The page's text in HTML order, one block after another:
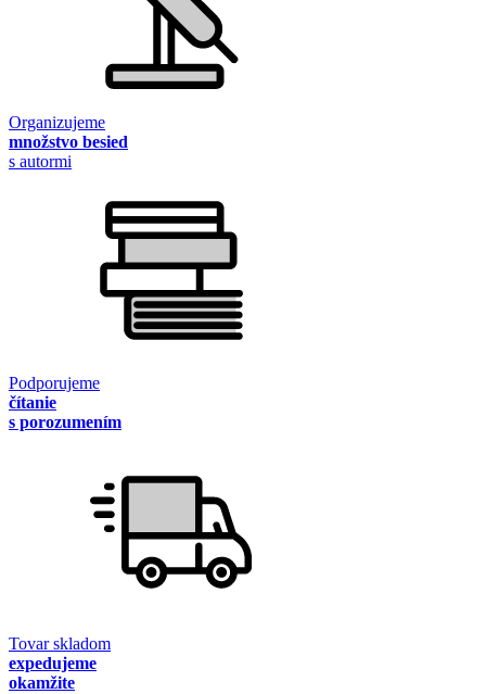
Organizujeme
množstvo besied
s autormi
Podporujeme
čítanie
s porozumením
Tovar skladom
expedujeme
okamžite